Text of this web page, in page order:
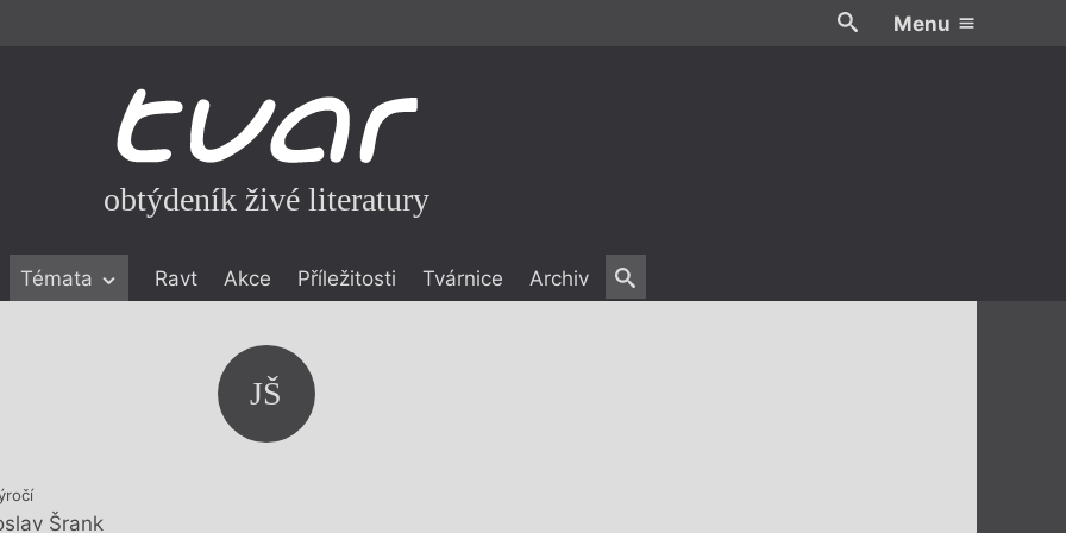
Menu
obtýdeník živé literatury
Témata Ravt Akce Příležitosti Tvárnice Archiv
JŠ
Šrank